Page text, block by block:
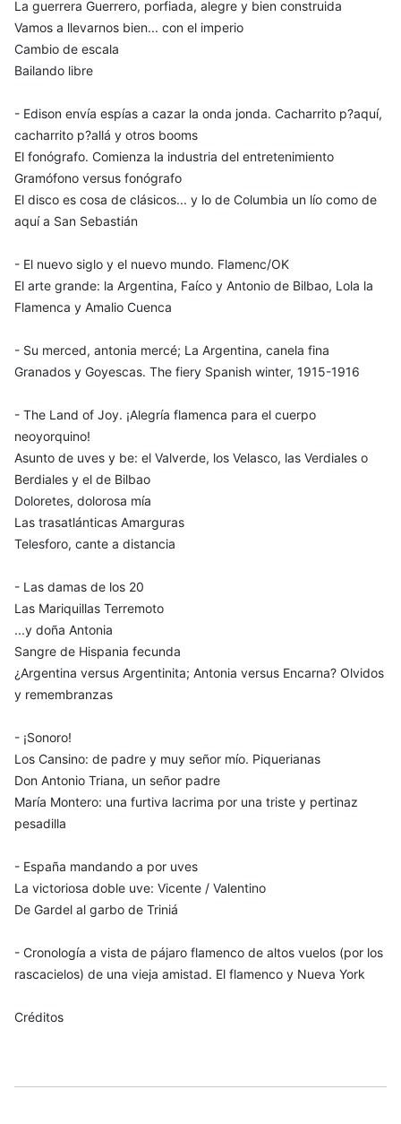
La guerrera Guerrero, porfiada, alegre y bien construida
Vamos a llevarnos bien... con el imperio
Cambio de escala
Bailando libre
- Edison envía espías a cazar la onda jonda. Cacharrito p?aquí,
cacharrito p?allá y otros booms
El fonógrafo. Comienza la industria del entretenimiento
Gramófono versus fonógrafo
El disco es cosa de clásicos... y lo de Columbia un lío como de
aquí a San Sebastián
- El nuevo siglo y el nuevo mundo. Flamenc/OK
El arte grande: la Argentina, Faíco y Antonio de Bilbao, Lola la
Flamenca y Amalio Cuenca
- Su merced, antonia mercé; La Argentina, canela fina
Granados y Goyescas. The fiery Spanish winter, 1915-1916
- The Land of Joy. ¡Alegría flamenca para el cuerpo
neoyorquino!
Asunto de uves y be: el Valverde, los Velasco, las Verdiales o
Berdiales y el de Bilbao
Doloretes, dolorosa mía
Las trasatlánticas Amarguras
Telesforo, cante a distancia
- Las damas de los 20
Las Mariquillas Terremoto
...y doña Antonia
Sangre de Hispania fecunda
¿Argentina versus Argentinita; Antonia versus Encarna? Olvidos
y remembranzas
- ¡Sonoro!
Los Cansino: de padre y muy señor mío. Piquerianas
Don Antonio Triana, un señor padre
María Montero: una furtiva lacrima por una triste y pertinaz
pesadilla
- España mandando a por uves
La victoriosa doble uve: Vicente / Valentino
De Gardel al garbo de Triniá
- Cronología a vista de pájaro flamenco de altos vuelos (por los
rascacielos) de una vieja amistad. El flamenco y Nueva York
Créditos